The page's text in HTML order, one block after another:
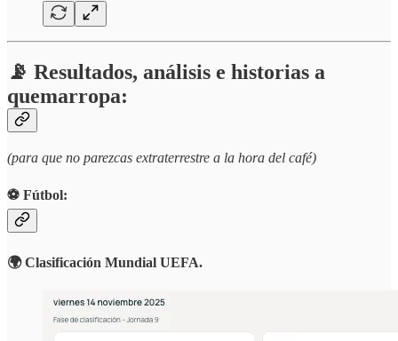
📡 Resultados, análisis e historias a
quemarropa:
(para que no parezcas extraterrestre a la hora del café)
⚽️ Fútbol:
🌍 Clasificación Mundial UEFA.